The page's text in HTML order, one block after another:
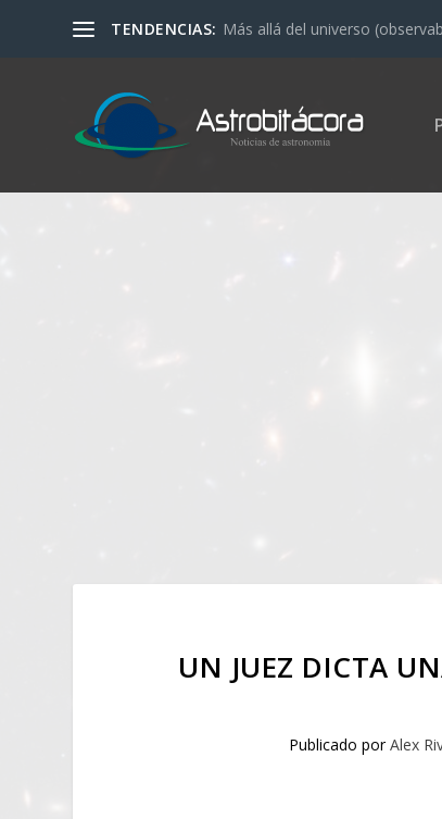
TENDENCIAS: Más allá del universo
UN JUEZ DICTA
Publicado porAlex